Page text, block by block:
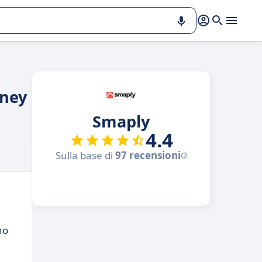
Smaply
4.4
Sulla base di 97 recensioni